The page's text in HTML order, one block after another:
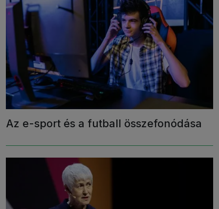
Az e-sport és a futball összefonódása